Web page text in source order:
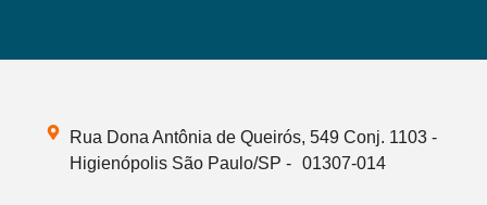
Rua Dona Antônia de Queirós, 549 Conj. 1103 -
Higienópolis São Paulo/SP - 01307-014